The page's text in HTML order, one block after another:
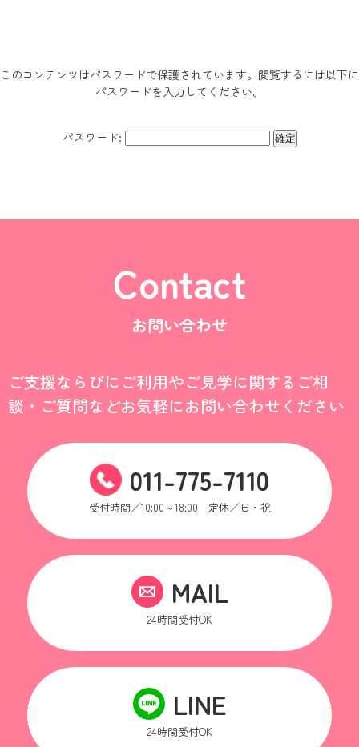
このコンテンツはパスワードで保護されています。閲覧するには以下に
パスワードを入力してください。
パスワード:
Contact
お問い合わせ
ご支援ならびにご利用やご見学に関するご相
談・ご質問などお気軽にお問い合わせください
011-775-7110
受付時間／10:00～18:00 定休／日・祝
MAIL
24時間受付OK
LINE
24時間受付OK